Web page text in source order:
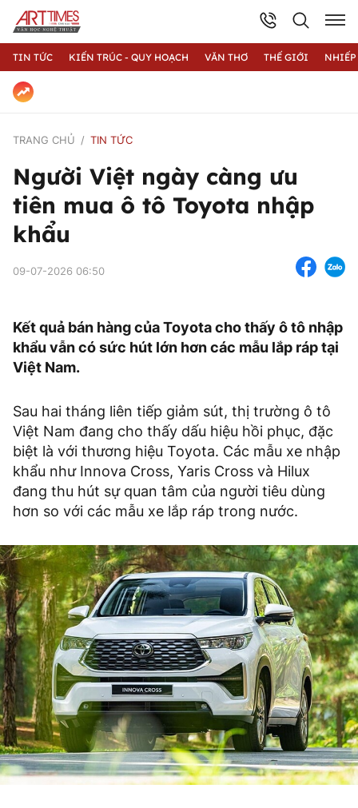
TIN TỨC KIẾN TRÚC - QUY HOẠCH VĂN THƠ THẾ GIỚI
TRANG CHỦ TIN TỨC
Người Việt ngày càng ưu
tiên mua ô tô Toyota nhập
khẩu
09-07-2026 06:50
Kết quả bán hàng của Toyota cho thấy ô tô nhập
khẩu vẫn có sức hút lớn hơn các mẫu lắp ráp tại
Việt Nam.
Sau hai tháng liên tiếp giảm sút, thị trường ô tô
Việt Nam đang cho thấy dấu hiệu hồi phục, đặc
biệt là với thương hiệu Toyota. Các mẫu xe nhập
khẩu như Innova Cross, Yaris Cross và Hilux
đang thu hút sự quan tâm của người tiêu dùng
hơn so với các mẫu xe lắp ráp trong nước.